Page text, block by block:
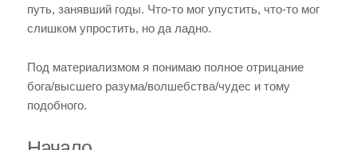
путь, занявший годы. Что-то мог упустить, что-то мог
слишком упростить, но да ладно.
Под материализмом я понимаю полное отрицание
бога/высшего разума/волшебства/чудес и тому
подобного.